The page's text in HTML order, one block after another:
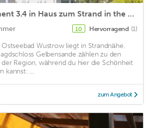
Top floor apartment 3.4 in Haus zum Strand in the Baltic seaside resort of Wustrow
10 Hervorragend (1)
Wustrow liegt in Strandnähe.
Gelbensande zählen zu den
Region, während du hier die Schönheit
kannst: ...
zum Angebot